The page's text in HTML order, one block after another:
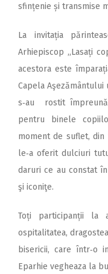
sfințenie și transmise
La invitația
Arhiepiscop ,,Lasați
acestora este
Capela
s‑au rostit
pentru binele
moment de suflet, din
le‑a oferit dulciuri
daruri ce au constat
şi iconiţe.
Toți participanții la
ospitalitatea,
bisericii, care într‑o
Eparhie vegheaza la